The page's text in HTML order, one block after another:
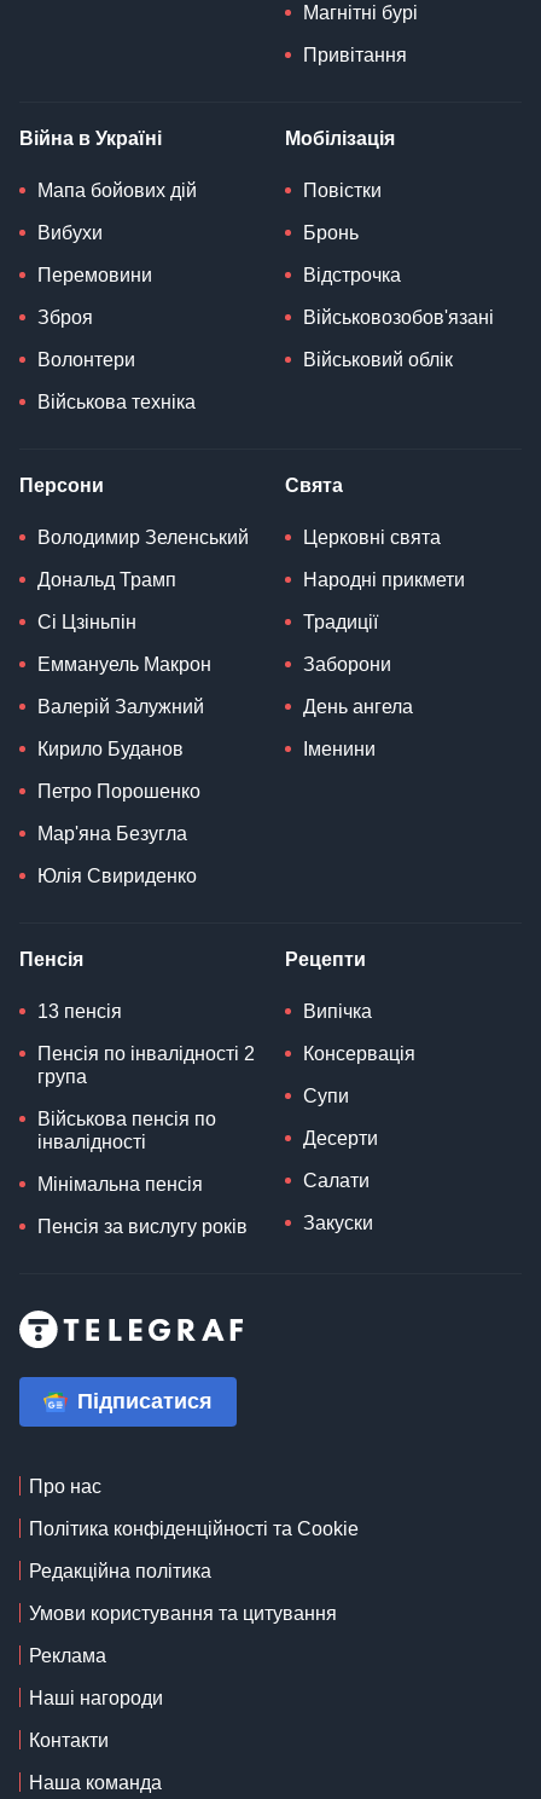
Магнітні бурі
Привітання
Війна в Україні
Мапа бойових дій
Вибухи
Перемовини
Зброя
Волонтери
Військова техніка
Мобілізація
Повістки
Бронь
Відстрочка
Військовозобов'язані
Військовий облік
Персони
Володимир Зеленський
Дональд Трамп
Сі Цзіньпін
Еммануель Макрон
Валерій Залужний
Кирило Буданов
Петро Порошенко
Мар'яна Безугла
Юлія Свириденко
Свята
Церковні свята
Народні прикмети
Традиції
Заборони
День ангела
Іменини
Пенсія
13 пенсія
Пенсія по інвалідності 2
група
Військова пенсія по
інвалідності
Мінімальна пенсія
Пенсія за вислугу років
Рецепти
Випічка
Консервація
Супи
Десерти
Салати
Закуски
Підписатися
Про нас
Політика конфіденційності та Cookie
Редакційна політика
Умови користування та цитування
Реклама
Наші нагороди
Контакти
Наша команда